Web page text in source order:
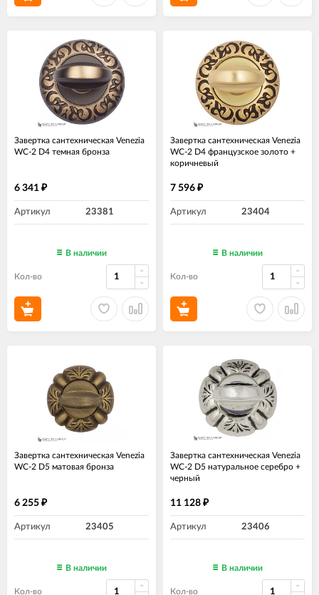
Завертка сантехническая Venezia
WC-2 D4 темная бронза
6 341 ₽
Артикул 23381
В наличии
Кол-во
Завертка сантехническая Venezia
WC-2 D4 французское золото +
коричневый
7 596 ₽
Артикул 23404
В наличии
Кол-во
Завертка сантехническая Venezia
WC-2 D5 матовая бронза
6 255 ₽
Артикул 23405
В наличии
Кол-во
Завертка сантехническая Venezia
WC-2 D5 натуральное серебро +
черный
11 128 ₽
Артикул 23406
В наличии
Кол-во